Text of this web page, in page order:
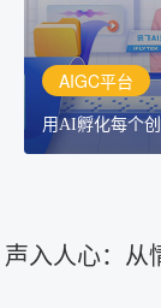
AIGC平台
用AI孵化每个
创作助手
声入人心：从